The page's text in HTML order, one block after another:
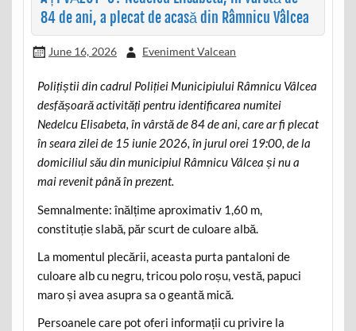
84 de ani, a plecat de acasă din Râmnicu Vâlcea
June 16, 2026 Eveniment Valcean
Polițiștii din cadrul Poliției Municipiului Râmnicu Vâlcea
desfășoară activități pentru identificarea numitei
Nedelcu Elisabeta, în vârstă de 84 de ani, care ar fi plecat
în seara zilei de 15 iunie 2026, în jurul orei 19:00, de la
domiciliul său din municipiul Râmnicu Vâlcea și nu a
mai revenit până în prezent.
Semnalmente: înălțime aproximativ 1,60 m,
constituție slabă, păr scurt de culoare albă.
La momentul plecării, aceasta purta pantaloni de
culoare alb cu negru, tricou polo roșu, vestă, papuci
maro și avea asupra sa o geantă mică.
Persoanele care pot oferi informații cu privire la